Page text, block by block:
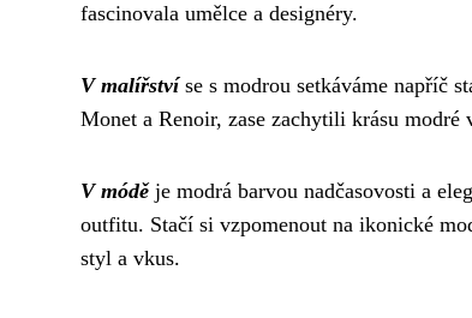
fascinovala umělce a designéry.
V malířstvíse s modrou setkáváme napříč
Monet a Renoir, zase zachytili krásu
V móděje modrá barvou nadčasovosti a
outfitu. Stačí si vzpomenout na ikonické
styl a vkus.